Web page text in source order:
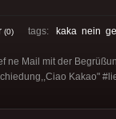
(0) tags: kaka nein
ne Mail mit der
Kakao"